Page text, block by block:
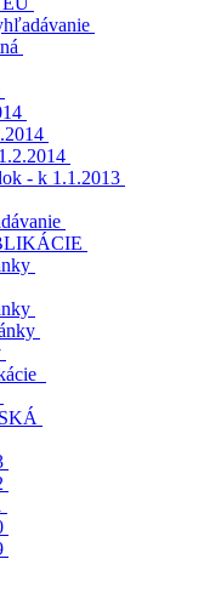
- k 1.1.2013